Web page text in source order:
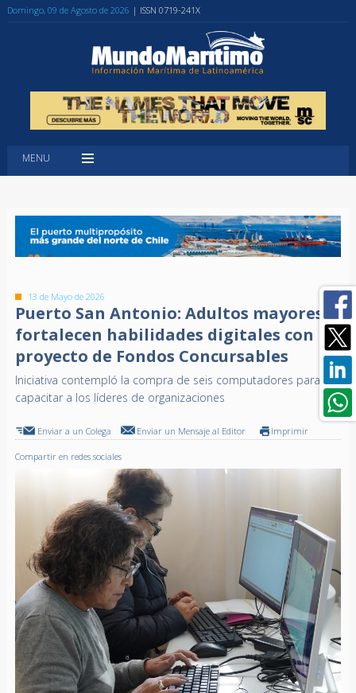
Domingo, 09 de Agosto de 2026 | ISSN 0719-241X
MENU
13 de Mayo de 2026
Puerto San Antonio: Adultos mayores
fortalecen habilidades digitales con
proyecto de Fondos Concursables
Iniciativa contempló la compra de seis computadores para
capacitar a los líderes de organizaciones
Enviar a un Colega Enviar un Mensaje al Editor Imprimir
Compartir en redes sociales